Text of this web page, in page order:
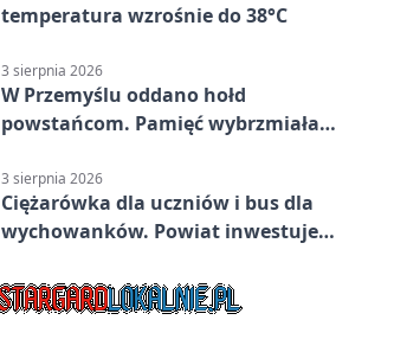
temperatura wzrośnie do 38°C
3 sierpnia 2026
W Przemyślu oddano hołd
powstańcom. Pamięć wybrzmiała
3 sierpnia 2026
Ciężarówka dla uczniów i bus dla
wychowanków. Powiat inwestuje